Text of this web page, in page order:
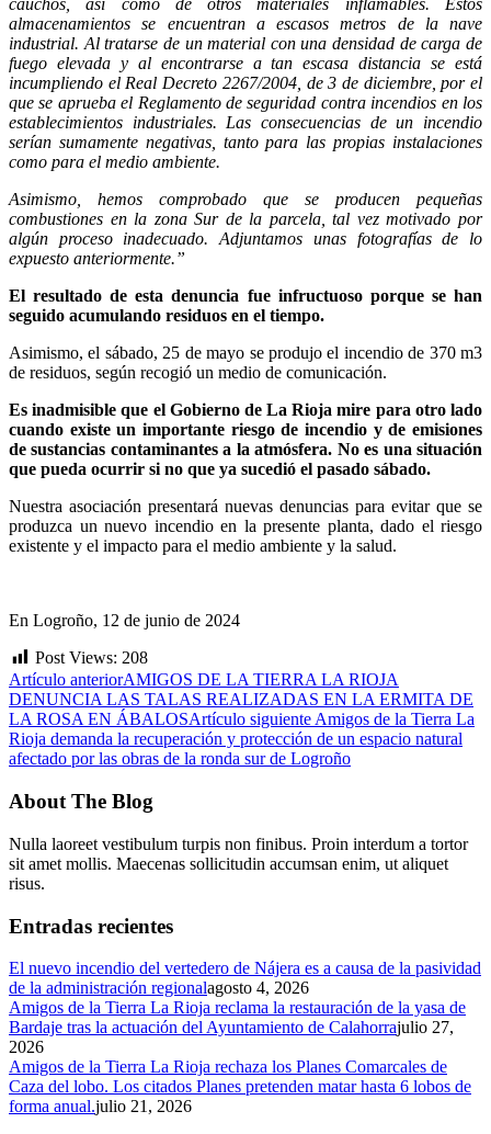
cauchos, así como de otros materiales inflamables. Estos
almacenamientos se encuentran a escasos metros de la nave
industrial. Al tratarse de un material con una densidad de carga de
fuego elevada y al encontrarse a tan escasa distancia se está
incumpliendo el Real Decreto 2267/2004, de 3 de diciembre, por el
que se aprueba el Reglamento de seguridad contra incendios en los
establecimientos industriales. Las consecuencias de un incendio
serían sumamente negativas, tanto para las propias instalaciones
como para el medio ambiente.
Asimismo, hemos comprobado que se producen pequeñas
combustiones en la zona Sur de la parcela, tal vez motivado por
algún proceso inadecuado. Adjuntamos unas fotografías de lo
expuesto anteriormente.”
El resultado de esta denuncia fue infructuoso porque se han
seguido acumulando residuos en el tiempo.
Asimismo, el sábado, 25 de mayo se produjo el incendio de 370 m3
de residuos, según recogió un medio de comunicación.
Es inadmisible que el Gobierno de La Rioja mire para otro lado
cuando existe un importante riesgo de incendio y de emisiones
de sustancias contaminantes a la atmósfera. No es una situación
que pueda ocurrir si no que ya sucedió el pasado sábado.
Nuestra asociación presentará nuevas denuncias para evitar que se
produzca un nuevo incendio en la presente planta, dado el riesgo
existente y el impacto para el medio ambiente y la salud.
En Logroño, 12 de junio de 2024
Post Views: 208
Artículo anteriorAMIGOS DE LA TIERRA LA RIOJA
DENUNCIA LAS TALAS REALIZADAS EN LA ERMITA DE
LA ROSA EN ÁBALOSArtículo siguiente Amigos de la Tierra La
Rioja demanda la recuperación y protección de un espacio natural
afectado por las obras de la ronda sur de Logroño
About The Blog
Nulla laoreet vestibulum turpis non finibus. Proin interdum a tortor
sit amet mollis. Maecenas sollicitudin accumsan enim, ut aliquet
risus.
Entradas recientes
El nuevo incendio del vertedero de Nájera es a causa de la pasividad
de la administración regionalagosto 4, 2026
Amigos de la Tierra La Rioja reclama la restauración de la yasa de
Bardaje tras la actuación del Ayuntamiento de Calahorrajulio 27,
2026
Amigos de la Tierra La Rioja rechaza los Planes Comarcales de
Caza del lobo. Los citados Planes pretenden matar hasta 6 lobos de
forma anual.julio 21, 2026